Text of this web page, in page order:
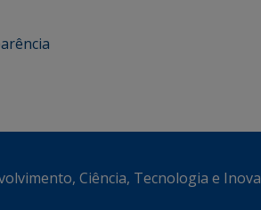
Ciência, Tecnologia e